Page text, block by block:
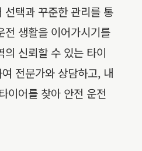
선택과 꾸준한 관리를 통
전 생활을 이어가시기를
의 신뢰할 수 있는 타이
전문가와 상담하고, 내
이어를 찾아 안전 운전